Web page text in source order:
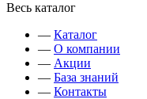
Весь каталог
— Каталог
— О компании
— Акции
— База знаний
— Контакты